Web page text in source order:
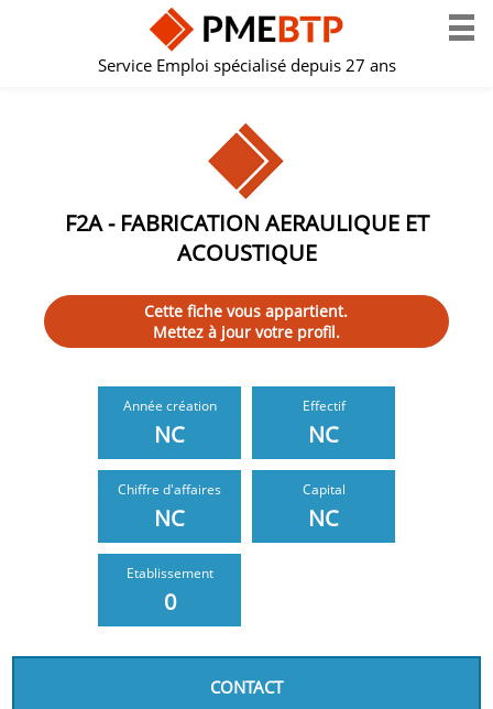
Service Emploi spécialisé depuis 27 ans
F2A - FABRICATION AERAULIQUE ET
ACOUSTIQUE
Cette fiche vous appartient.
Mettez à jour votre profil.
Année création
NC
Effectif
NC
Chiffre d'affaires
NC
Capital
NC
Etablissement
0
CONTACT